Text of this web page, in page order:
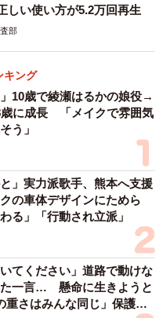
、周囲の安全を確保して
を確保し、規則正しい生
ながります。
注意が必要な症状を教
ため、症状だけで過度
し、発作が連日続く場
てケガの危険がある場
いる場合は、小児科へ相
しい使い方が5.2万回再生
部
キング
」10歳で綾瀬はるかの娘役→
歳に成長 「メイクで雰囲気
う」
」実力派歌手、熊本へ支援
の車体デザインにためら
る」「行動され立派」
てください」道路で動けな
た一言… 懸命に生きようと
さはみんな同じ」保護団